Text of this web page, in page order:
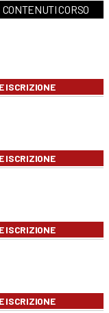
CONTENUTI CORSO
ISCRIZIONE
ISCRIZIONE
ISCRIZIONE
ISCRIZIONE